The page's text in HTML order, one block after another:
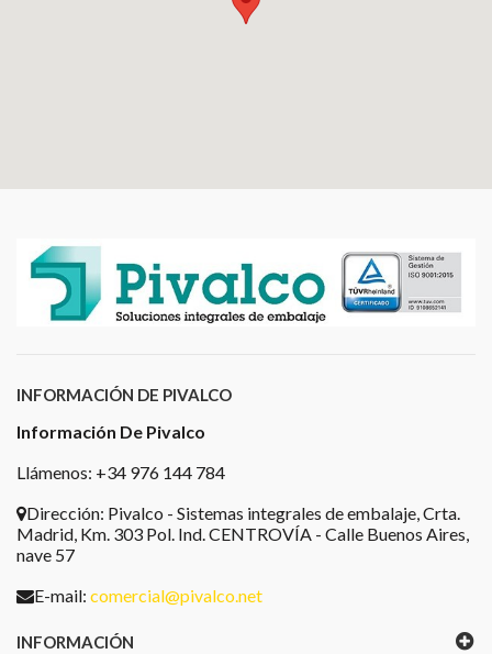
INFORMACIÓN DE PIVALCO
Información De Pivalco
Llámenos: +34 976 144 784
Dirección: Pivalco - Sistemas integrales de embalaje, Crta.
Madrid, Km. 303 Pol. Ind. CENTROVÍA - Calle Buenos Aires,
nave 57
E-mail: comercial@pivalco.net
INFORMACIÓN